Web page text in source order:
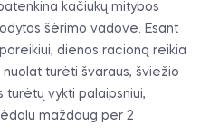
kačiukų mitybos
šėrimo vadove. Esant
dienos racioną reikia
turėti švaraus, šviežio
vykti palaipsniui,
maždaug per 2